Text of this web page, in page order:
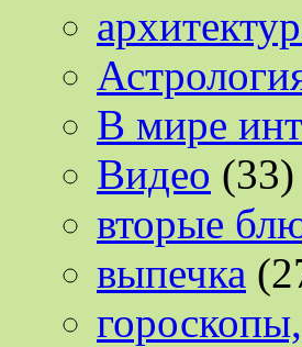
В мире
Видео (33)
вторые
выпечка